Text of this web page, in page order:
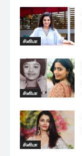
சினிமா
சினிமா
சினிமா